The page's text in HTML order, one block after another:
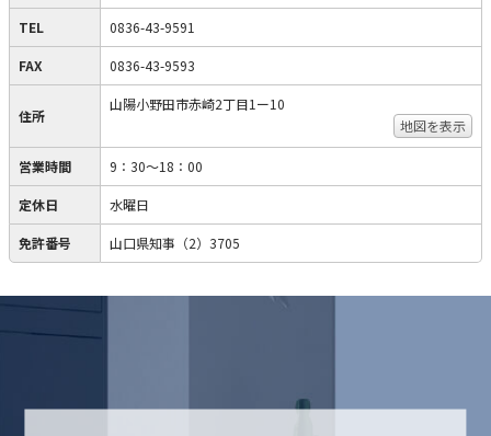
TEL 0836-43-9591
FAX 0836-43-9593
住所
山陽小野田市赤崎2丁目1ー10
地図を表示
営業時間 9：30〜18：00
定休日 水曜日
免許番号 山口県知事（2）3705